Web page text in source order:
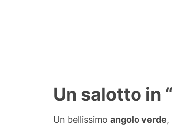
Un salotto in
Un bellissimo angolo verde,